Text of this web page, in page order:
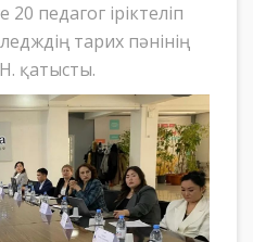
педагог іріктеліп
тарих пәнінің
қатысты.